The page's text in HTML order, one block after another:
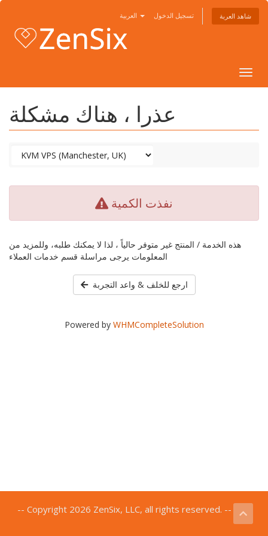
تسجيل الدخول شاهد العربة
عذرا ، هناك مشكلة
نفذت الكمية
هذه الخدمة / المنتج غير متوفر حالياً ، لذا لا يمكنك طلبه، وللمزيد من
المعلومات يرجى مراسلة قسم خدمات العملاء
ارجع للخلف & واعد التجربة
Powered by WHMCompleteSolution
-- Copyright 2026 ZenSix, LLC, all rights reserved. --